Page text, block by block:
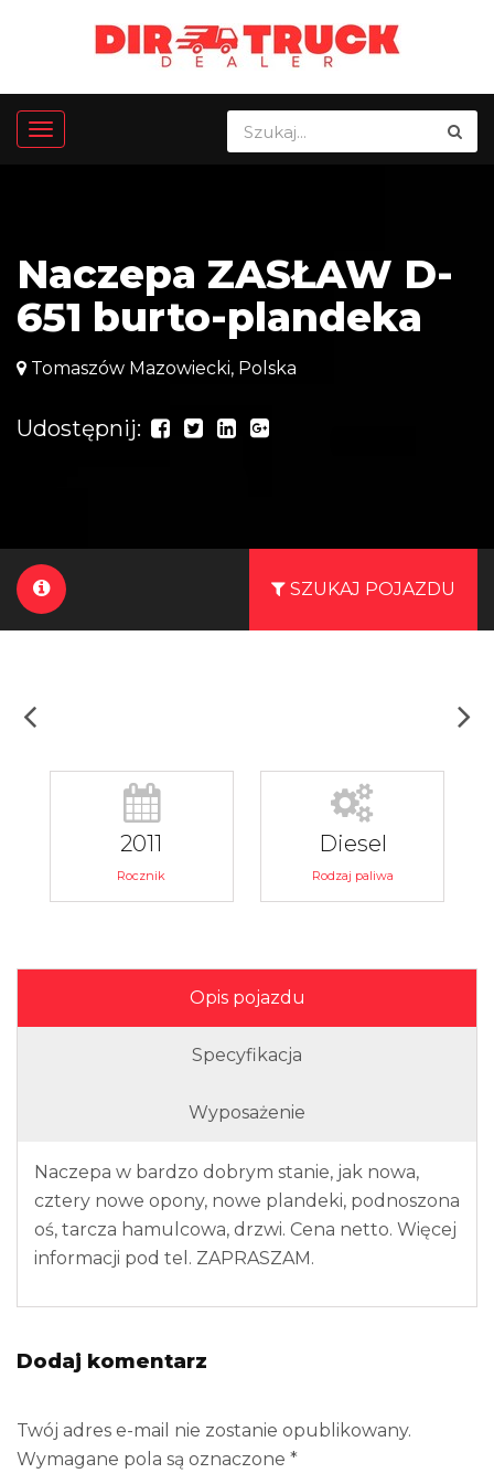
Naczepa ZASŁAW D-
651 burto-plandeka
Tomaszów Mazowiecki, Polska
Udostępnij:
SZUKAJ POJAZDU
2011
Rocznik
Diesel
Rodzaj paliwa
Opis pojazdu
Specyfikacja
Wyposażenie
Naczepa w bardzo dobrym stanie, jak nowa,
cztery nowe opony, nowe plandeki, podnoszona
oś, tarcza hamulcowa, drzwi. Cena netto. Więcej
informacji pod tel. ZAPRASZAM.
Dodaj komentarz
Twój adres e-mail nie zostanie opublikowany.
Wymagane pola są oznaczone *